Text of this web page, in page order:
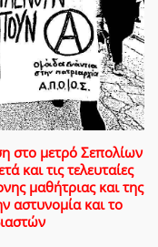
στο μετρό Σεπολίων
και τις τελευταίες
μαθήτριας και της
αστυνομία και το